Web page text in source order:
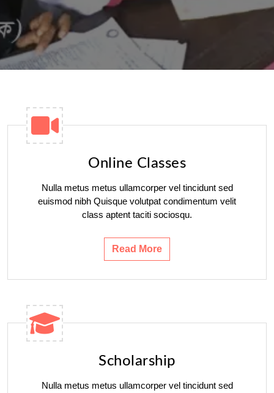
Online Classes
Nulla metus metus ullamcorper vel tincidunt sed
euismod nibh Quisque volutpat condimentum velit
class aptent taciti sociosqu.
Read More
Scholarship
Nulla metus metus ullamcorper vel tincidunt sed